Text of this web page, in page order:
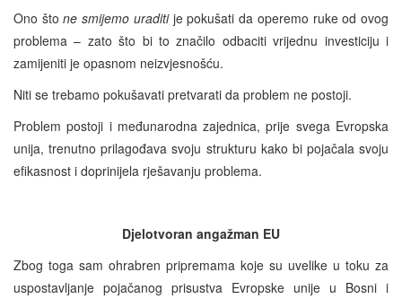
Ono štone smijemo uraditi je pokušati da operemo ruke od ovog
problema – zato što bi to značilo odbaciti vrijednu investiciju i
zamijeniti je opasnom neizvjesnošću.
Niti se trebamo pokušavati pretvarati da problem ne postoji.
Problem postoji i međunarodna zajednica, prije svega Evropska
unija, trenutno prilagođava svoju strukturu kako bi pojačala svoju
efikasnost i doprinijela rješavanju problema.
Djelotvoran angažman EU
Zbog toga sam ohrabren pripremama koje su uvelike u toku za
uspostavljanje pojačanog prisustva Evropske unije u Bosni i